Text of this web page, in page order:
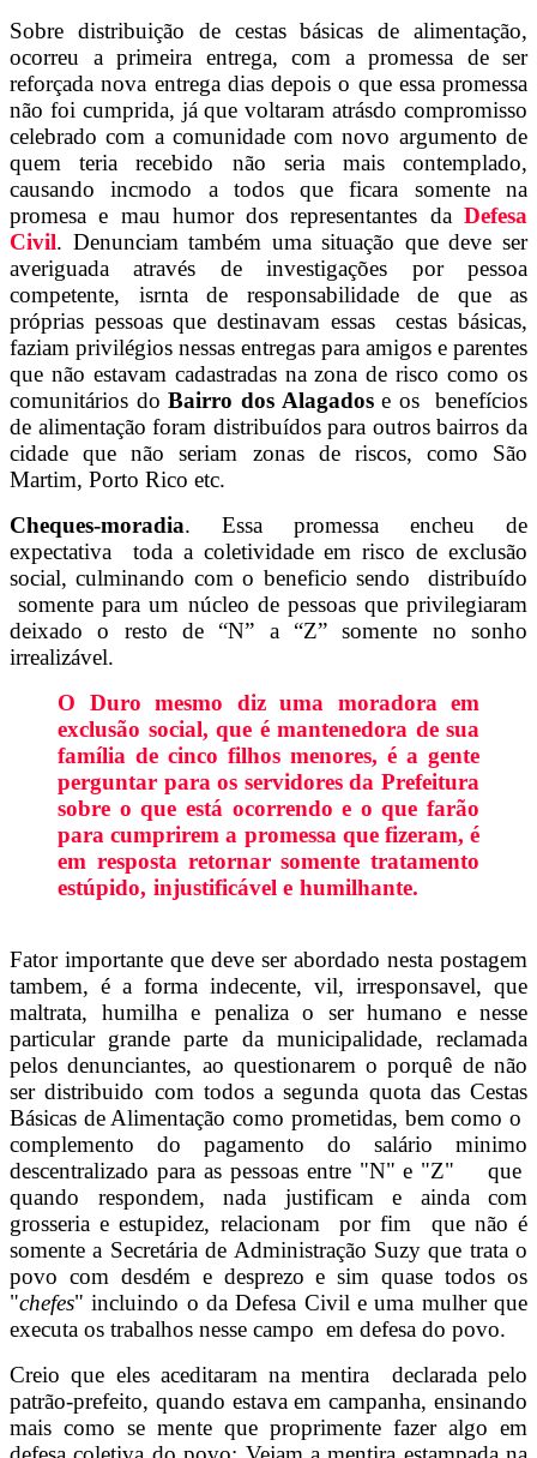
Sobre distribuição de cestas básicas de alimentação,
ocorreu a primeira entrega, com a promessa de ser
reforçada nova entrega dias depois o que essa promessa
não foi cumprida, já que voltaram atrásdo compromisso
celebrado com a comunidade com novo argumento de
quem teria recebido não seria mais contemplado,
causando incmodo a todos que ficara somente na
promesa e mau humor dos representantes da Defesa
Civil. Denunciam também uma situação que deve ser
averiguada através de investigações por pessoa
competente, isrnta de responsabilidade de que as
próprias pessoas que destinavam essas cestas básicas,
faziam privilégios nessas entregas para amigos e parentes
que não estavam cadastradas na zona de risco como os
comunitários do Bairro dos Alagadose os benefícios
de alimentação foram distribuídos para outros bairros da
cidade que não seriam zonas de riscos, como São
Martim, Porto Rico etc.
Cheques-moradia. Essa promessa encheu de
expectativa toda a coletividade em risco de exclusão
social, culminando com o beneficio sendo distribuído
somente para um núcleo de pessoas que privilegiaram
deixado o resto de “N” a “Z” somente no sonho
irrealizável.
O Duro mesmo diz uma moradora em
exclusão social, que é mantenedora de sua
família de cinco filhos menores, é a gente
perguntar para os servidores da Prefeitura
sobre o que está ocorrendo e o que farão
para cumprirem a promessa que fizeram, é
em resposta retornar somente tratamento
estúpido, injustificável e humilhante.
Fator importante que deve ser abordado nesta postagem
tambem, é a forma indecente, vil, irresponsavel, que
maltrata, humilha e penaliza o ser humano e nesse
particular grande parte da municipalidade, reclamada
pelos denunciantes, ao questionarem o porquê de não
ser distribuido com todos a segunda quota das Cestas
Básicas de Alimentação como prometidas, bem como o
complemento do pagamento do salário minimo
descentralizado para as pessoas entre "N" e "Z" que
quando respondem, nada justificam e ainda com
grosseria e estupidez, relacionam por fim que não é
somente a Secretária de Administração Suzy que trata o
povo com desdém e desprezo e sim quase todos os
"chefes" incluindo o da Defesa Civil e uma mulher que
executa os trabalhos nesse campo em defesa do povo.
Creio que eles aceditaram na mentira declarada pelo
patrão-prefeito, quando estava em campanha, ensinando
mais como se mente que proprimente fazer algo em